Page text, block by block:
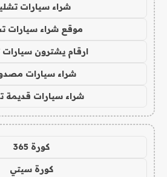
شراء سيارات
موقع شراء سيارات
ارقام يشترون
شراء سيارات
شراء سيارات قديمة
كورة 365
كورة سيتي